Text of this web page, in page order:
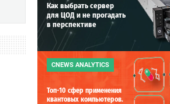
Как выбрать сервер
для ЦОД и не прогадать
в перспективе
CNEWS ANALYTICS
Топ-10 сфер применения
квантовых компьютеров.